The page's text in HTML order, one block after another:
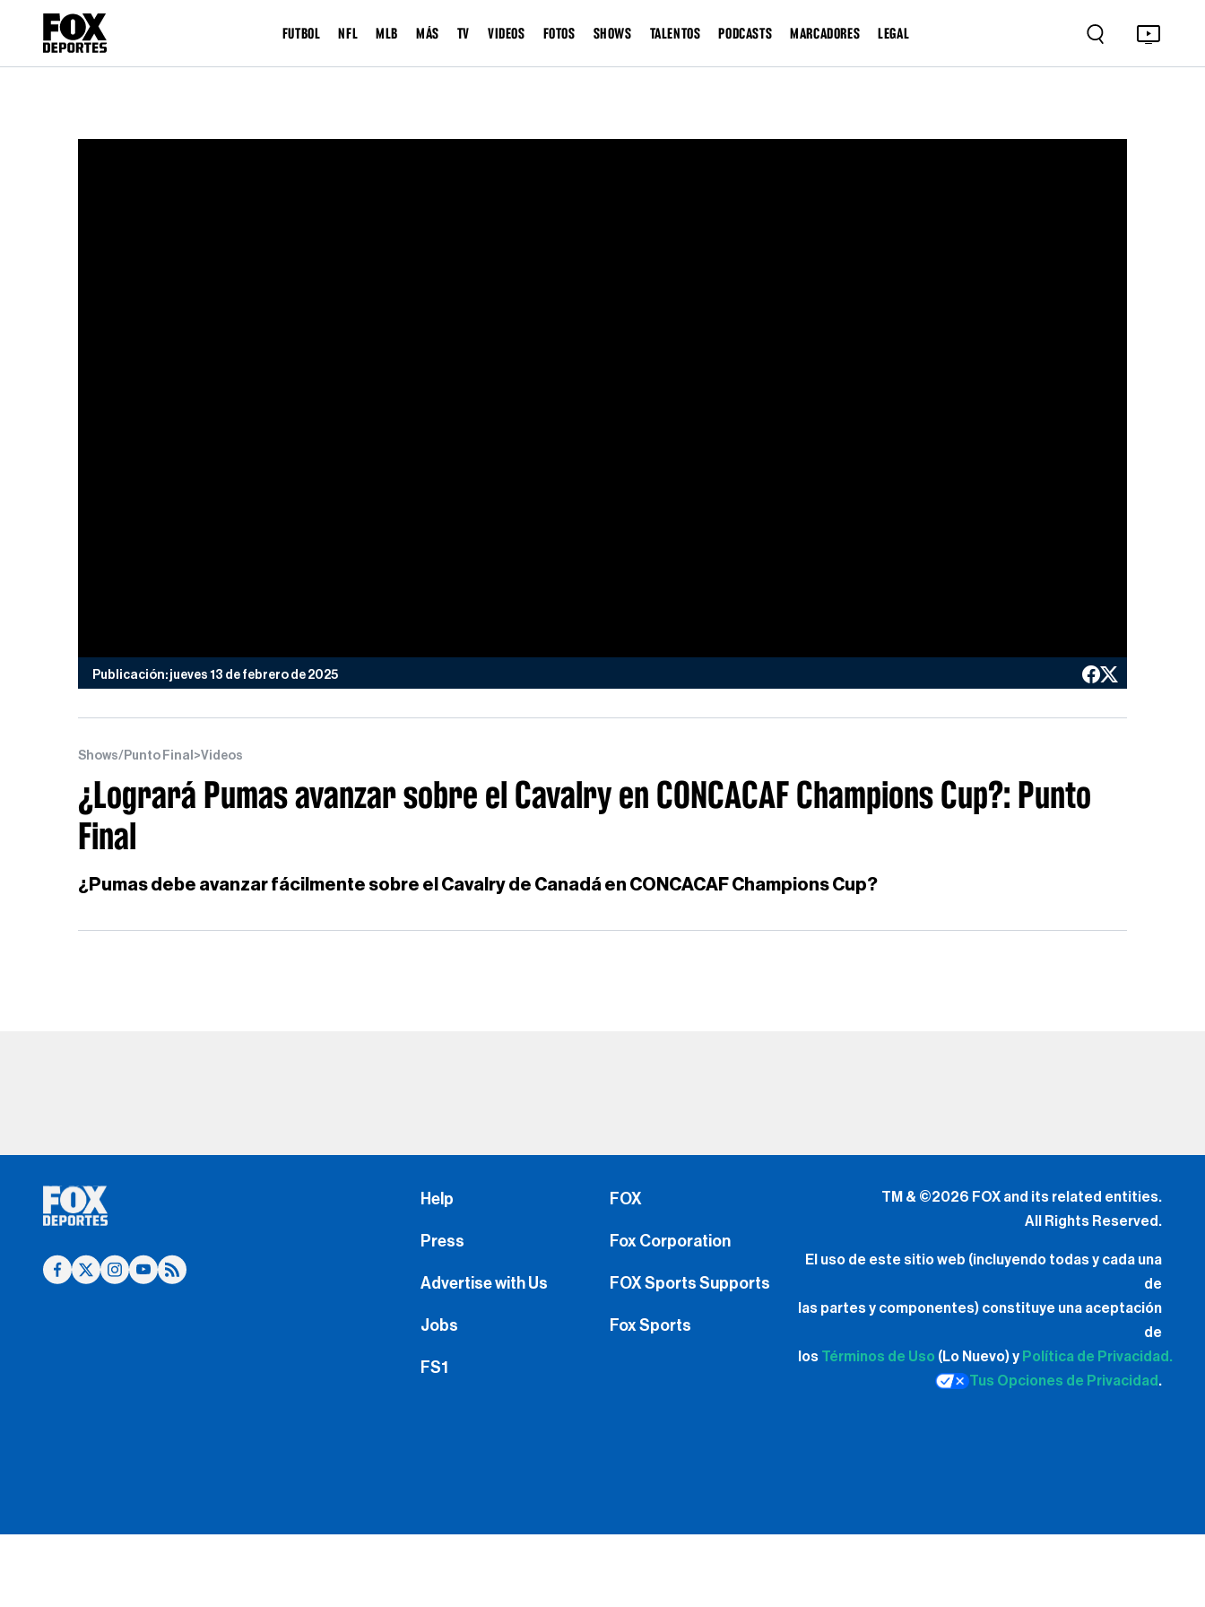
FUTBOL NFL MLB MÁS TV VIDEOS FOTOS SHOWS TALENTOS PODCASTS MARCADORES LEGAL
Publicación: jueves 13 de febrero de 2025
Shows/Punto Final >Videos
¿Logrará Pumas avanzar sobre el Cavalry en CONCACAF Champions Cup?: Punto
Final
¿Pumas debe avanzar fácilmente sobre el Cavalry de Canadá en CONCACAF Champions Cup?
Help
Press
Advertise with Us
Jobs
FS1
FOX
Fox Corporation
FOX Sports Supports
Fox Sports
TM & ©2026 FOX and its related entities.
All Rights Reserved.
El uso de este sitio web (incluyendo todas y cada una
de
las partes y componentes) constituye una aceptación
de
los Términos de Uso (Lo Nuevo) y Política de Privacidad.
Tus Opciones de Privacidad .